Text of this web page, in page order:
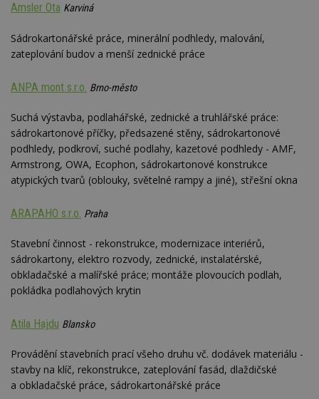
Amsler Ota Karviná
Sádrokartonářské práce, minerální podhledy, malování,
zateplování budov a menší zednické práce
ANPA mont s.r.o. Brno-město
Suchá výstavba, podlahářské, zednické a truhlářské práce:
sádrokartonové příčky, předsazené stěny, sádrokartonové
podhledy, podkroví, suché podlahy, kazetové podhledy - AMF,
Armstrong, OWA, Ecophon, sádrokartonové konstrukce
atypických tvarů (oblouky, světelné rampy a jiné), střešní okna
ARAPAHO s.r.o. Praha
Stavební činnost - rekonstrukce, modernizace interiérů,
sádrokartony, elektro rozvody, zednické, instalatérské,
obkladačské a malířské práce; montáže plovoucích podlah,
pokládka podlahových krytin
Atila Hajdu Blansko
Provádění stavebních prací všeho druhu vč. dodávek materiálu -
stavby na klíč, rekonstrukce, zateplování fasád, dlaždičské
a obkladačské práce, sádrokartonářské práce